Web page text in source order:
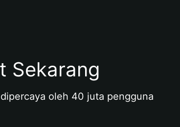
Sekarang
oleh 40 juta pengguna